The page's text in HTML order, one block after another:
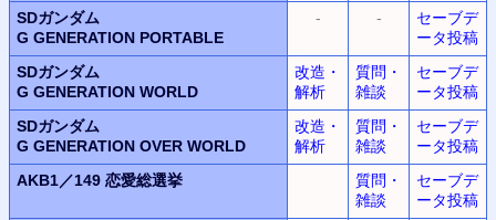
SDガンダム
G GENERATION PORTABLE
- -
セーブデ
ータ投稿
SDガンダム
G GENERATION WORLD
改造・
解析
質問・
雑談
セーブデ
ータ投稿
SDガンダム
G GENERATION OVER WORLD
改造・
解析
質問・
雑談
セーブデ
ータ投稿
AKB1／149 恋愛総選挙
質問・
雑談
セーブデ
ータ投稿